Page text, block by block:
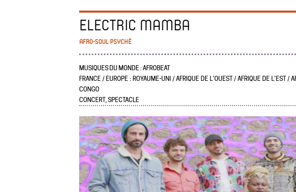
ELECTRIC MAMBA
AFRO-SOUL PSYCHÉ
MUSIQUES DU MONDE : AFROBEAT
FRANCE / EUROPE : ROYAUME-UNI / AFRIQUE DE L’OUEST / AFRIQUE DE L’EST /
CONGO
CONCERT, SPECTACLE